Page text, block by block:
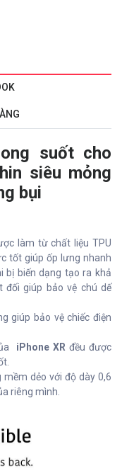
suốt cho
siêu mỏng
bụi
làm từ chất liệu TPU
tốt giúp ốp lưng nhanh
bị biến dạng tạo ra khả
đối giúp bảo vệ chú dế
giúp bảo vệ chiếc điện
iPhone XR đều được
mềm dẻo với độ dày 0,6
riêng mình.